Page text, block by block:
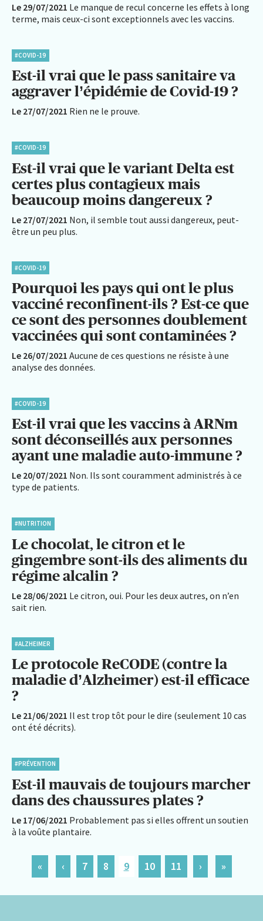
Le 29/07/2021 Le manque de recul concerne les effets à long
terme, mais ceux-ci sont exceptionnels avec les vaccins.
#COVID-19
Est-il vrai que le pass sanitaire va
aggraver l’épidémie de Covid-19 ?
Le 27/07/2021 Rien ne le prouve.
#COVID-19
Est-il vrai que le variant Delta est
certes plus contagieux mais
beaucoup moins dangereux ?
Le 27/07/2021 Non, il semble tout aussi dangereux, peut-
être un peu plus.
#COVID-19
Pourquoi les pays qui ont le plus
vacciné reconfinent-ils ? Est-ce que
ce sont des personnes doublement
vaccinées qui sont contaminées ?
Le 26/07/2021 Aucune de ces questions ne résiste à une
analyse des données.
#COVID-19
Est-il vrai que les vaccins à ARNm
sont déconseillés aux personnes
ayant une maladie auto-immune ?
Le 20/07/2021 Non. Ils sont couramment administrés à ce
type de patients.
#NUTRITION
Le chocolat, le citron et le
gingembre sont-ils des aliments du
régime alcalin ?
Le 28/06/2021 Le citron, oui. Pour les deux autres, on n’en
sait rien.
#ALZHEIMER
Le protocole ReCODE (contre la
maladie d’Alzheimer) est-il efficace
?
Le 21/06/2021 Il est trop tôt pour le dire (seulement 10 cas
ont été décrits).
#PRÉVENTION
Est-il mauvais de toujours marcher
dans des chaussures plates ?
Le 17/06/2021 Probablement pas si elles offrent un soutien
à la voûte plantaire.
« ‹ 7 8 9 10 11 › »